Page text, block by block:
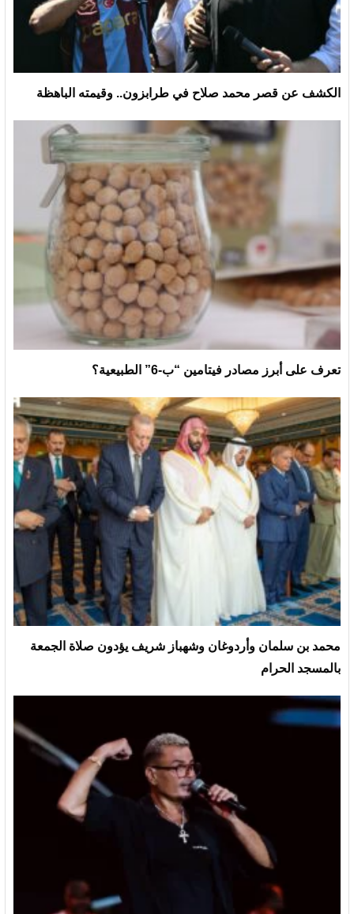
الكشف عن قصر محمد صلاح في طرابزون.. وقيمته الباهظة
تعرف على أبرز مصادر فيتامين “ب-6” الطبيعية؟
محمد بن سلمان وأردوغان وشهباز شريف يؤدون صلاة الجمعة
بالمسجد الحرام